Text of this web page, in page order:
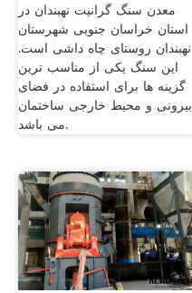
معدن سنگ گرانیت نهبندان در
استان خراسان جنوبی شهرستان
نهبندان روستای چاه داشی است.
این سنگ یکی از مناسب ترین
گزینه ها برای استفاده در فضای
بیرونی و محیط خارجی ساختمان
می باشد.